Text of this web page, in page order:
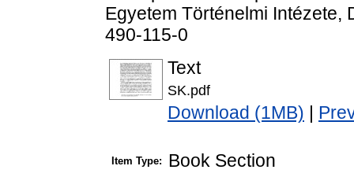
Egyetem Történelmi Intézete,
490-115-0
Text
SK.pdf
Download (1MB)
Item Type: Book Section